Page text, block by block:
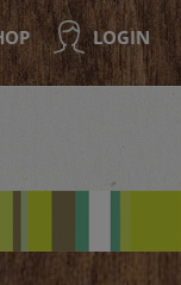
LOGIN